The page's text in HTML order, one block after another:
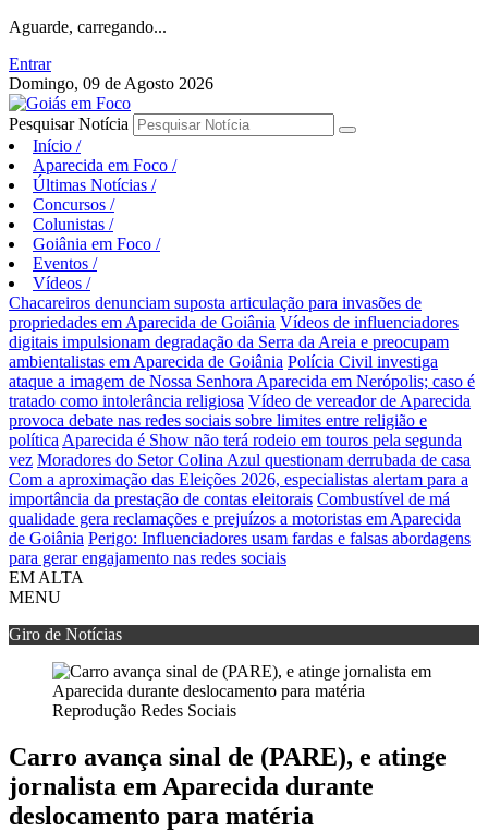
Aguarde, carregando...
Entrar
Domingo, 09 de Agosto 2026
Pesquisar Notícia
Início /
Aparecida em Foco /
Últimas Notícias /
Concursos /
Colunistas /
Goiânia em Foco /
Eventos /
Vídeos /
Chacareiros denunciam suposta articulação para invasões de
propriedades em Aparecida de Goiânia Vídeos de influenciadores
digitais impulsionam degradação da Serra da Areia e preocupam
ambientalistas em Aparecida de Goiânia Polícia Civil investiga
ataque a imagem de Nossa Senhora Aparecida em Nerópolis; caso é
tratado como intolerância religiosa Vídeo de vereador de Aparecida
provoca debate nas redes sociais sobre limites entre religião e
política Aparecida é Show não terá rodeio em touros pela segunda
vez Moradores do Setor Colina Azul questionam derrubada de casa
Com a aproximação das Eleições 2026, especialistas alertam para a
importância da prestação de contas eleitorais Combustível de má
qualidade gera reclamações e prejuízos a motoristas em Aparecida
de Goiânia Perigo: Influenciadores usam fardas e falsas abordagens
para gerar engajamento nas redes sociais
EM ALTA
MENU
Giro de Notícias
Reprodução Redes Sociais
Carro avança sinal de (PARE), e atinge
jornalista em Aparecida durante
deslocamento para matéria